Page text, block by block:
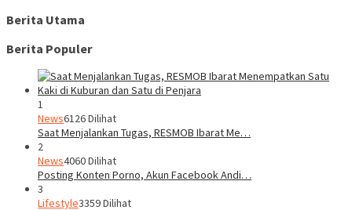
Berita Utama
Berita Populer
1
News6126 Dilihat
Saat Menjalankan Tugas, RESMOB Ibarat Me…
2
News4060 Dilihat
Posting Konten Porno, Akun Facebook Andi…
3
Lifestyle3359 Dilihat